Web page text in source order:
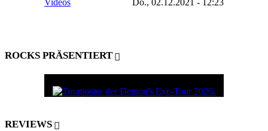
Videos Do., 02.12.2021 - 12:23
ROCKS PRÄSENTIERT
REVIEWS